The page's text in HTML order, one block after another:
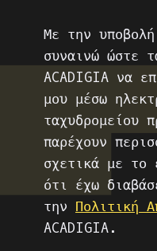
Με την
συναινώ ώστε
ACADIGIA να
μου μέσω
ταχυδρομείου
παρέχουν
σχετικά με το
ότι έχω
την Πολιτική
ACADIGIA.